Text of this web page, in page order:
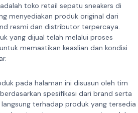
adalah toko retail sepatu sneakers di
menyediakan produk original dari
resmi dan distributor terpercaya.
yang dijual telah melalui proses
memastikan keaslian dan kondisi
pada halaman ini disusun oleh tim
berdasarkan spesifikasi dari brand serta
terhadap produk yang tersedia